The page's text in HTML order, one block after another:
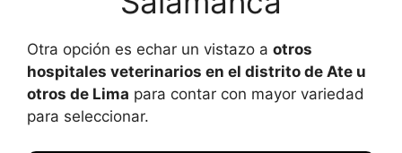
Otra opción es echar un vistazo a otros
hospitales veterinarios en el distrito de Ate u
otros de Lima para contar con mayor variedad
para seleccionar.